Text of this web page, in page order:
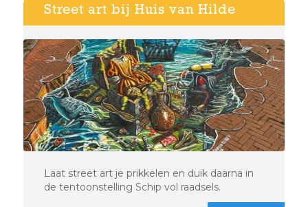
Street art bij Huis van Hilde
Laat street art je prikkelen en duik daarna in
de tentoonstelling Schip vol raadsels.